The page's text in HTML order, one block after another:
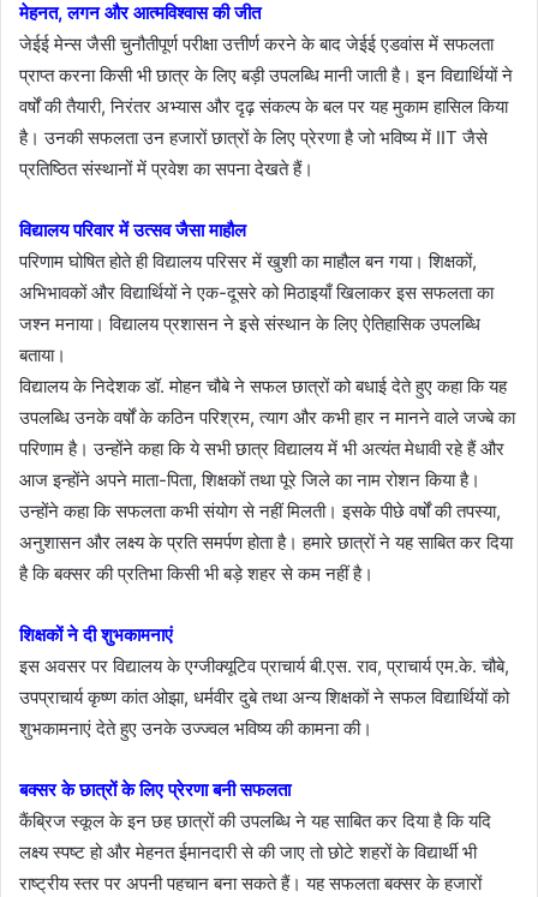
मेहनत, लगन और आत्मविश्वास की जीत
जेईई मेन्स जैसी चुनौतीपूर्ण परीक्षा उत्तीर्ण करने के बाद जेईई एडवांस में सफलता
प्राप्त करना किसी भी छात्र के लिए बड़ी उपलब्धि मानी जाती है। इन विद्यार्थियों ने
वर्षों की तैयारी, निरंतर अभ्यास और दृढ़ संकल्प के बल पर यह मुकाम हासिल किया
है। उनकी सफलता उन हजारों छात्रों के लिए प्रेरणा है जो भविष्य में IIT जैसे
प्रतिष्ठित संस्थानों में प्रवेश का सपना देखते हैं।
विद्यालय परिवार में उत्सव जैसा माहौल
परिणाम घोषित होते ही विद्यालय परिसर में खुशी का माहौल बन गया। शिक्षकों,
अभिभावकों और विद्यार्थियों ने एक-दूसरे को मिठाइयाँ खिलाकर इस सफलता का
जश्न मनाया। विद्यालय प्रशासन ने इसे संस्थान के लिए ऐतिहासिक उपलब्धि
बताया।
विद्यालय के निदेशक डॉ. मोहन चौबे ने सफल छात्रों को बधाई देते हुए कहा कि यह
उपलब्धि उनके वर्षों के कठिन परिश्रम, त्याग और कभी हार न मानने वाले जज्बे का
परिणाम है। उन्होंने कहा कि ये सभी छात्र विद्यालय में भी अत्यंत मेधावी रहे हैं और
आज इन्होंने अपने माता-पिता, शिक्षकों तथा पूरे जिले का नाम रोशन किया है।
उन्होंने कहा कि सफलता कभी संयोग से नहीं मिलती। इसके पीछे वर्षों की तपस्या,
अनुशासन और लक्ष्य के प्रति समर्पण होता है। हमारे छात्रों ने यह साबित कर दिया
है कि बक्सर की प्रतिभा किसी भी बड़े शहर से कम नहीं है।
शिक्षकों ने दी शुभकामनाएं
इस अवसर पर विद्यालय के एग्जीक्यूटिव प्राचार्य बी.एस. राव, प्राचार्य एम.के. चौबे,
उपप्राचार्य कृष्ण कांत ओझा, धर्मवीर दुबे तथा अन्य शिक्षकों ने सफल विद्यार्थियों को
शुभकामनाएं देते हुए उनके उज्ज्वल भविष्य की कामना की।
बक्सर के छात्रों के लिए प्रेरणा बनी सफलता
कैंब्रिज स्कूल के इन छह छात्रों की उपलब्धि ने यह साबित कर दिया है कि यदि
लक्ष्य स्पष्ट हो और मेहनत ईमानदारी से की जाए तो छोटे शहरों के विद्यार्थी भी
राष्ट्रीय स्तर पर अपनी पहचान बना सकते हैं। यह सफलता बक्सर के हजारों